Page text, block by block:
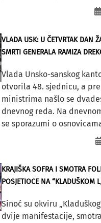
VLADA USK: U ČETVRTAK DAN
SMRTI GENERALA RAMIZA
Vlada Unsko-sanskog
otvorila 48. sjednicu, a
ministrima našlo se
dnevnog reda. Na
se sporazumi o
KRAJIŠKA SOFRA I SMOTRA
POSJETIOCE NA “KLADUŠKOM
Sinoć su okviru
dvije manifestacije,